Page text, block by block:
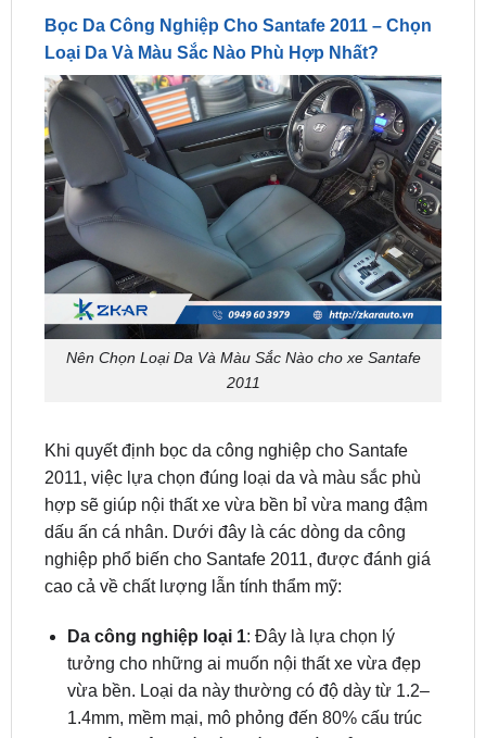
Nên Chọn Loại Da Và Màu Sắc Nào cho xe Santafe
2011
Khi quyết định bọc da công nghiệp cho Santafe
hợp sẽ giúp nội thất xe vừa bền bỉ vừa mang đậm
dấu ấn cá nhân. Dưới đây là các dòng da công
nghiệp phổ biến cho Santafe 2011, được đánh giá
cao cả về chất lượng lẫn tính thẩm mỹ:
Da công nghiệp loại 1: Đây là lựa chọn lý
vừa bền. Loại da này thường có độ dày từ 1.2–
1.4mm, mềm mại, mô phỏng đến 80% cấu trúc
da thật, không có mùi khó chịu và khả năng giữ
màu rất tốt theo thời gian. Phù hợp cho người